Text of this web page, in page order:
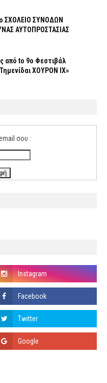
ΣΧΟΛΕΙΟ ΣΥΝΟΔΩΝ
ΑΥΤΟΠΡΟΣΤΑΣΙΑΣ
από tο 9ο Φεστιβάλ
ΧΟΥΡΟΝ ΙΧ»
σου :